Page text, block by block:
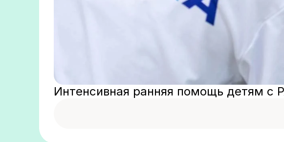
Интенсивная ранняя помощь детям с